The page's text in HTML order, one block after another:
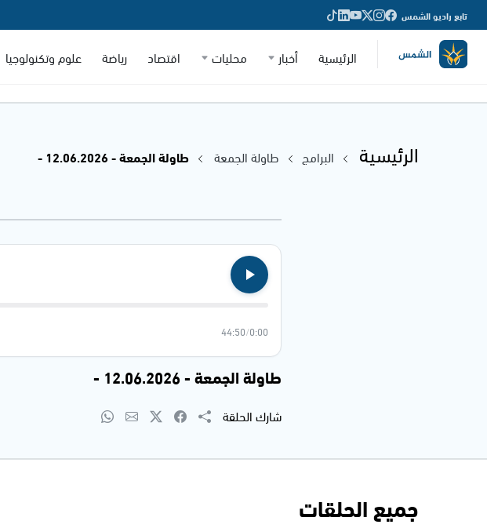
تابع راديو الشمس
الرئيسية أخبار محليات اقتصاد رياضة علوم وتكنولوجيا
الرئيسية البرامج طاولة الجمعة
طاولة الجمعة - 12.06.2026 -
0:00
/
44:50
طاولة الجمعة - 12.06.2026 -
شارك الحلقة
جميع الحلقات